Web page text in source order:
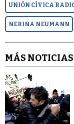
UNIÓN CÍVICA
NERINA NEUMANN
MÁS NOTICIAS